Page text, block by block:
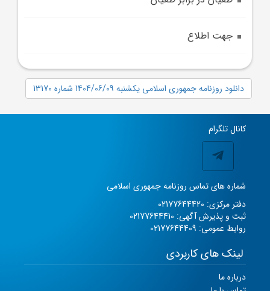
جهت اطلاع
دانلود روزنامه جمهوری اسلامی یکشنبه 1404/06/09 شماره 13170
کانال تلگرام
شماره های تماس روزنامه جمهوری اسلامی
دفتر مرکزی: 02177644420
ثبت و پذیرش آگهی: 02177644410
روابط عمومی: 02177644409
لینک های کاربردی
درباره ما